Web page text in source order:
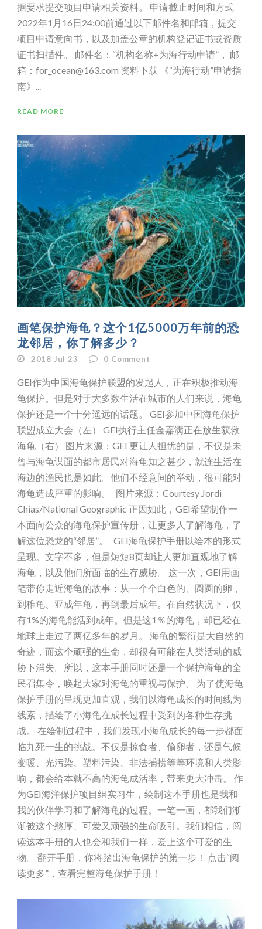
据要求提交项目申请相关资料。 申请截止时间和方式
2022年1月16日24:00前通过以下邮件名和邮箱，提交
项目申请意向书，以及加盖公章的机构登记证书或资质
证书扫描件。 邮件名：“机构名称+为海行动申请”， 邮
箱：for_ocean@163.com 资料下载 《“为海行动”申请指
南》...
READ MORE
画笔保护海龟？这个1亿5000万年前的恐
龙邻居，你了解多少？
2018 Jul 23 0 Comment
GEI作为中国海龟保护联盟的发起人，正在积极推动海
龟保护。但是对于大多数生活在城市的人们来说，海龟
保护还是一个十分遥远的话题。 GEI参加中国海龟保护
联盟成立大会（左） GEI执行主任金嘉满正在放生获救
海龟（右） 图片来源：GEI 更让人担忧的是，不仅是未
曾与海龟谋面的都市居民对海龟知之甚少，就连生活在
海边的渔民也是如此。他们不经意间的举动，很可能对
海龟造成严重的影响。 图片来源：Courtesy Jordi
Chias/National Geographic 正因如此，GEI希望制作一
本面向公众的海龟保护宣传册，让更多人了解海龟，了
解这位恐龙的“邻居”。 GEI海龟保护手册以绘本的形式
呈现。文字不多，但是短短8页却让人更加直观地了解
海龟，以及他们所面临的生存威胁。 这一次，GEI用画
笔带你走近海龟的故事：从一个个白色的、圆圆的卵，
到稚龟、亚成年龟，再到最后成年。在自然状况下，仅
有1%的海龟能活到成年。但是这1％的海龟，却已经在
地球上走过了两亿多年的岁月。 海龟的繁衍是大自然的
奇迹，而这个顽强的生命，却很有可能在人类活动的威
胁下消失。所以，这本手册同时还是一个保护海龟的全
民召集令，唤起大家对海龟的重视与保护。 为了使海龟
保护手册的呈现更加直观，我们以海龟成长的时间线为
线索，描绘了小海龟在成长过程中受到的各种生存挑
战。 在绘制过程中，我们发现小海龟成长的每一步都面
临九死一生的挑战。不仅是掠食者、偷卵者，还是气候
变暖、光污染、塑料污染、非法捕捞等等环境和人类影
响，都会给本就不高的海龟成活率，带来更大冲击。 作
为GEI海洋保护项目组实习生，绘制这本手册也是我和
我的伙伴学习和了解海龟的过程。一笔一画，都我们渐
渐被这个憨厚、可爱又顽强的生命吸引。我们相信，阅
读这本手册的人也会和我们一样，爱上这个可爱的生
物。 翻开手册，你将踏出海龟保护的第一步！ 点击“阅
读更多”，查看完整海龟保护手册！